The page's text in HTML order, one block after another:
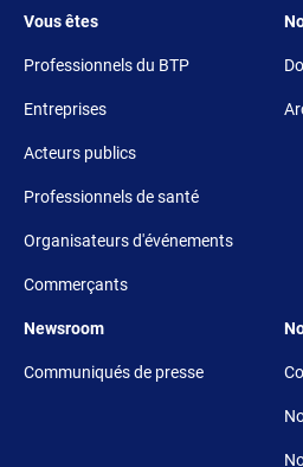
Footer 3
Vous êtes
Professionnels du BTP
Entreprises
Acteurs publics
Professionnels de santé
Organisateurs d'événements
Commerçants
Footer 5
Newsroom
Communiqués de presse